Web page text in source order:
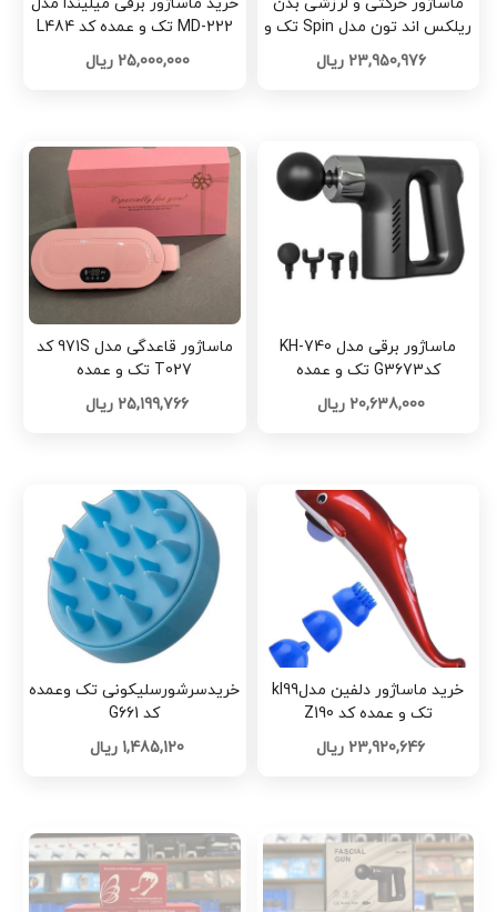
ماساژور حرکتی و لرزشی بدن
ریلکس اند تون مدل Spin تک و
عمده کد G4532
23,950,976 ریال
خرید ماساژور برقی میلیندا مدل
MD-222 تک و عمده کد L484
25,000,000 ریال
ماساژور برقی مدل KH-740
کدG3673 تک و عمده
20,638,000 ریال
ماساژور قاعدگی مدل 971S کد
T027 تک و عمده
25,199,766 ریال
خرید ماساژور دلفین مدلkl99
تک و عمده کد Z190
23,920,646 ریال
خریدسرشورسلیکونی تک وعمده
کد G661
1,485,120 ریال